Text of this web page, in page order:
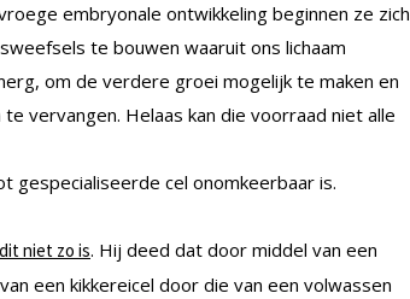
embryonale ontwikkeling beginnen ze zich
te bouwen waaruit ons lichaam
om de verdere groei mogelijk te maken en
vervangen. Helaas kan die voorraad niet alle
gespecialiseerde cel onomkeerbaar is.
niet zo is. Hij deed dat door middel van een
een kikkereicel door die van een volwassen